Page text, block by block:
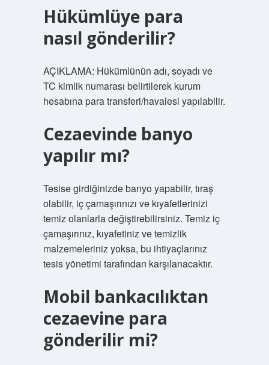
Hükümlüye para
nasıl gönderilir?
AÇIKLAMA: Hükümlünün adı, soyadı ve
TC kimlik numarası belirtilerek kurum
hesabına para transferi/havalesi yapılabilir.
Cezaevinde banyo
yapılır mı?
Tesise girdiğinizde banyo yapabilir, tıraş
olabilir, iç çamaşırınızı ve kıyafetlerinizi
temiz olanlarla değiştirebilirsiniz. Temiz iç
çamaşırınız, kıyafetiniz ve temizlik
malzemeleriniz yoksa, bu ihtiyaçlarınız
tesis yönetimi tarafından karşılanacaktır.
Mobil bankacılıktan
cezaevine para
gönderilir mi?